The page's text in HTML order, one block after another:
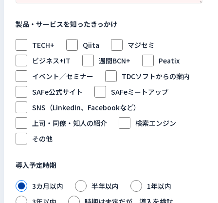
製品・サービスを知ったきっかけ
TECH+ Qiita
マジセミ
ビジネス+IT
週間BCN+
Peatix
イベント／セミナー
TDCソフトからの案内
SAFe公式サイト
SAFeミートアップ
SNS（LinkedIn、Facebookなど）
上司・同僚・知人の紹介
検索エンジン
その他
導入予定時期
3カ月以内 半年以内
1年以内